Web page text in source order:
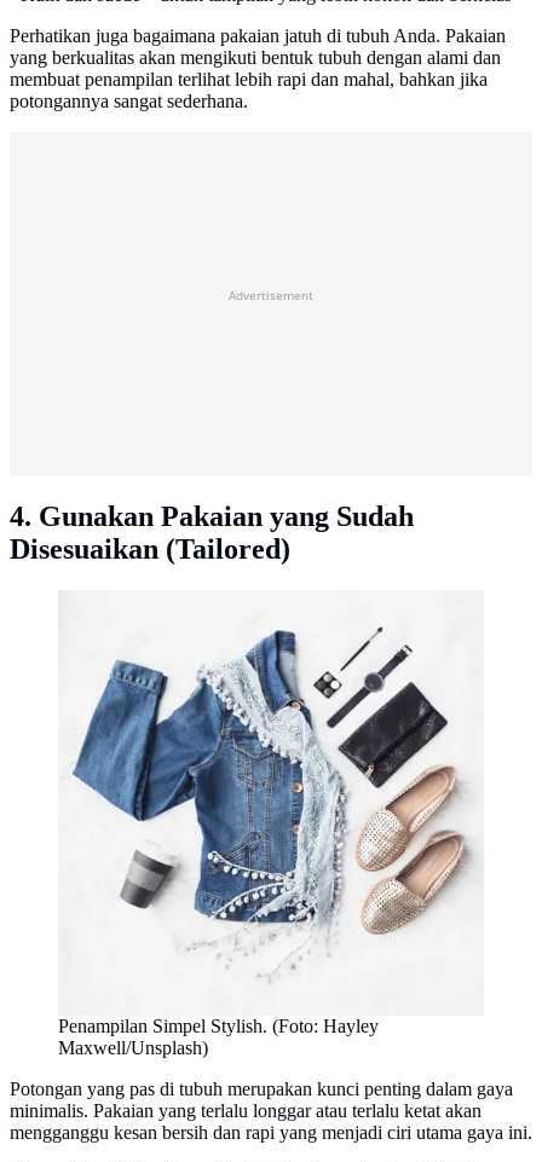
Perhatikan juga bagaimana pakaian jatuh di tubuh Anda. Pakaian
yang berkualitas akan mengikuti bentuk tubuh dengan alami dan
membuat penampilan terlihat lebih rapi dan mahal, bahkan jika
potongannya sangat sederhana.
Advertisement
4. Gunakan Pakaian yang Sudah
Disesuaikan (Tailored)
Penampilan Simpel Stylish. (Foto: Hayley
Maxwell/Unsplash)
Potongan yang pas di tubuh merupakan kunci penting dalam gaya
minimalis. Pakaian yang terlalu longgar atau terlalu ketat akan
mengganggu kesan bersih dan rapi yang menjadi ciri utama gaya ini.